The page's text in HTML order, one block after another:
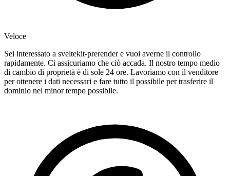
Veloce
Sei interessato a sveltekit-prerender e vuoi averne il controllo
rapidamente. Ci assicuriamo che ciò accada. Il nostro tempo medio
di cambio di proprietà è di sole 24 ore. Lavoriamo con il venditore
per ottenere i dati necessari e fare tutto il possibile per trasferire il
dominio nel minor tempo possibile.